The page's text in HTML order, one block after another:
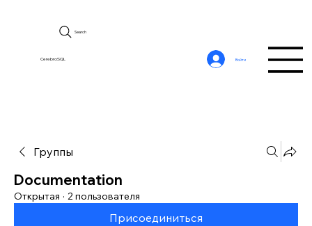
CerebroSQL
Search
Войти
Группы
Documentation
Открытая · 2 пользователя
Присоединиться